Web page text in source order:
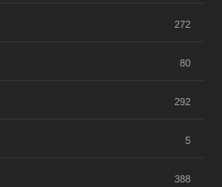
272
80
292
5
388